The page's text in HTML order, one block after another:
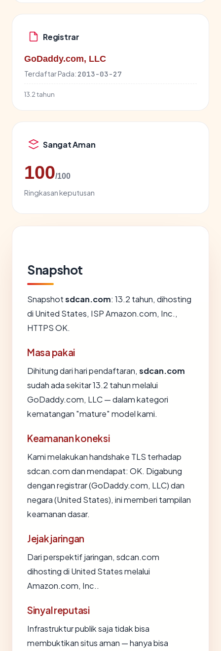
Registrar
GoDaddy.com, LLC
Terdaftar Pada: 2013-03-27
13.2 tahun
Sangat Aman
100/100
Ringkasan keputusan
Snapshot
Snapshotsdcan.com: 13.2 tahun, dihosting
di United States, ISP Amazon.com, Inc.,
HTTPS OK.
Masa pakai
Dihitung dari hari pendaftaran, sdcan.com
sudah ada sekitar 13.2 tahun melalui
GoDaddy.com, LLC — dalam kategori
kematangan "mature" model kami.
Keamanan koneksi
Kami melakukan handshake TLS terhadap
sdcan.com dan mendapat: OK. Digabung
dengan registrar (GoDaddy.com, LLC) dan
negara (United States), ini memberi tampilan
keamanan dasar.
Jejak jaringan
Dari perspektif jaringan, sdcan.com
dihosting di United States melalui
Amazon.com, Inc..
Sinyal reputasi
Infrastruktur publik saja tidak bisa
membuktikan situs aman — hanya bisa